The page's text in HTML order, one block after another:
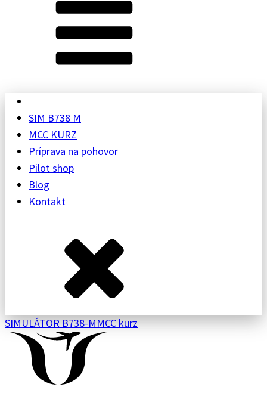
SIM B738 M
MCC KURZ
Príprava na pohovor
Pilot shop
Blog
Kontakt
SIMULÁTOR B738-MMCC kurz